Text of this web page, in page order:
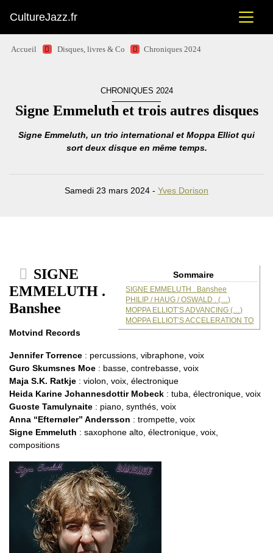
CultureJazz.fr
Accueil Disques, livres & Co Chroniques 2024
CHRONIQUES 2024
Signe Emmeluth et trois autres disques
Signe Emmeluth, un trio international et Moppa Elliot qui
sort deux disque en même temps.
Samedi 23 mars 2024 - Yves Dorison
Sommaire
SIGNE EMMELUTH . Banshee
PHILIP / HAUG / OSWALD . (…)
MOPPA ELLIOT’S ADVANCING (…)
MOPPA ELLIOT’S ACCELERATION TO
SIGNE
EMMELUTH .
Banshee
Motvind Records
Jennifer Torrence : percussions, vibraphone, voix
Guro Skumsnes Moe : basse, contrebasse, voix
Maja S.K. Ratkje : violon, voix, électronique
Heida Karine Johannesdottir Mobeck : tuba, électronique, voix
Guoste Tamulynaite : piano, synthés, voix
Anna “Efternøler” Andersson : trompette, voix
Signe Emmeluth : saxophone alto, électronique, voix,
compositions